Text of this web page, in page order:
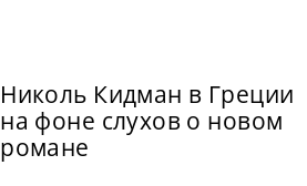
Николь Кидман в Греции
на фоне слухов о новом
романе